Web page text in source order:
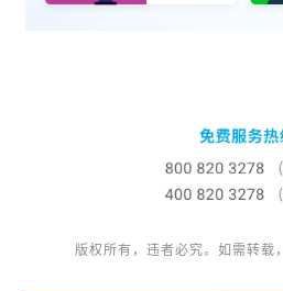
版权所有，违者必究。如需转载